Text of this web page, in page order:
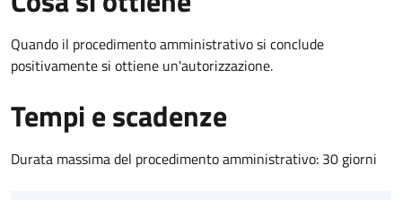
Quando il procedimento amministrativo si conclude
positivamente si ottiene un'autorizzazione.
Tempi e scadenze
Durata massima del procedimento amministrativo: 30 giorni